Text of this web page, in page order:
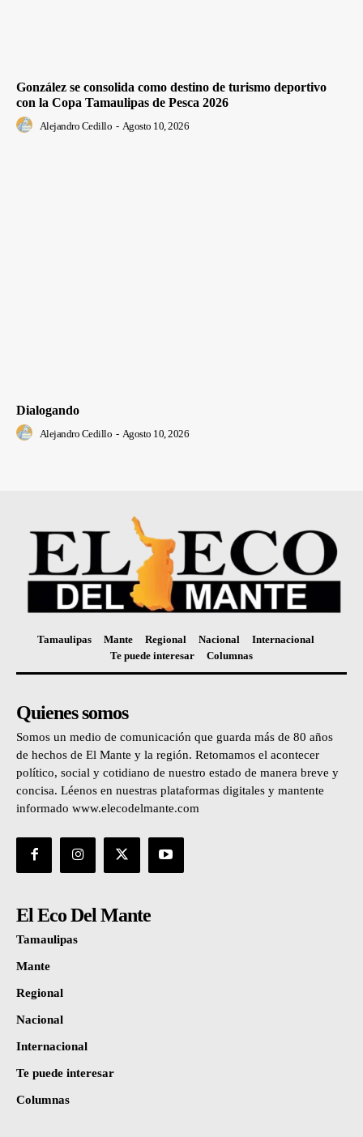
González se consolida como destino de turismo deportivo
con la Copa Tamaulipas de Pesca 2026
Alejandro Cedillo - Agosto 10, 2026
Dialogando
Alejandro Cedillo - Agosto 10, 2026
Tamaulipas Mante Regional Nacional
Internacional
Te puede interesar
Columnas
Quienes somos
Somos un medio de comunicación que guarda más de 80 años
de hechos de El Mante y la región. Retomamos el acontecer
político, social y cotidiano de nuestro estado de manera breve y
concisa. Léenos en nuestras plataformas digitales y mantente
informado www.elecodelmante.com
El Eco Del Mante
Tamaulipas
Mante
Regional
Nacional
Internacional
Te puede interesar
Columnas